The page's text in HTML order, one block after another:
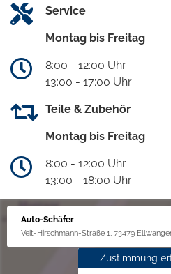
Service
Montag bis Freitag
8:00 - 12:00 Uhr
13:00 - 17:00 Uhr
Teile & Zubehör
Montag bis Freitag
8:00 - 12:00 Uhr
13:00 - 18:00 Uhr
Auto-Schäfer
Veit-Hirschmann-Straße 1, 73479
Zustimmung